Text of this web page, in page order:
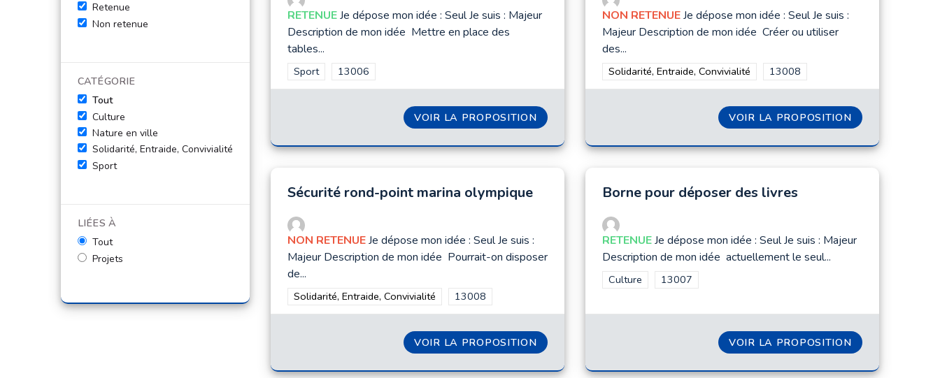
Retenue
Non retenue
CATÉGORIE
Tout
Culture
Nature en ville
Solidarité, Entraide, Convivialité
Sport
LIÉES À
Tout
Projets
RETENUEJe dépose mon idée : Seul Je suis : Majeur
Description de mon idée Mettre en place des
tables...
Filtrer les résultats de la catégorie : Sport
Sport Filtrer les résultats pour le secteur : 13006
13006
VOIR LA PROPOSITION TABLES DE PING-PONG "EN DUR"
NON RETENUEJe dépose mon idée : Seul Je suis :
Majeur Description de mon idée Créer ou utiliser
des...
Filtrer les résultats de la catégorie : Solidarité, Entraide, Convivialité
Solidarité, Entraide, Convivialité Filtrer les résultats pour le secteur :
13008
VOIR LA PROPOSITION
Sécurité rond-point marina olympique
NON RETENUEJe dépose mon idée : Seul Je suis :
Majeur Description de mon idée Pourrait-on disposer
de...
Filtrer les résultats de la catégorie : Solidarité, Entraide, Convivialité
Solidarité, Entraide, Convivialité Filtrer les résultats pour le secteur : 13008
13008
VOIR LA PROPOSITION SÉCURITÉ ROND-POINT MARINA OLYMPIQUE
Borne pour déposer des livres
RETENUEJe dépose mon idée : Seul Je suis : Majeur
Description de mon idée actuellement le seul...
Filtrer les résultats de la catégorie : Culture
Culture Filtrer les résultats pour le secteur : 13007
13007
VOIR LA PROPOSITION BORNE POUR